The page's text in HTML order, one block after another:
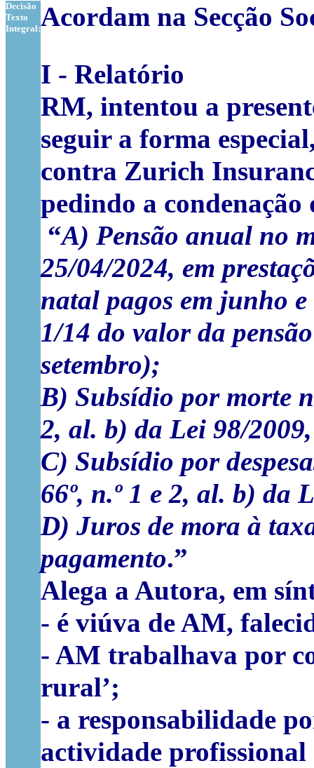
Decisão
Texto
Integral:Acordam na Secção
I - Relatório
RM, intentou a
seguir a forma
contra Zurich
pedindo a
“A) Pensão anual no
25/04/2024, em
natal pagos em junho
1/14 do valor da
setembro);
B) Subsídio por morte
2, al. b) da Lei 98/
C) Subsídio por
66º, n.º 1 e 2, al. b) da
D) Juros de mora à
pagamento.”
Alega a Autora, em
- é viúva de AM,
- AM trabalhava por
rural’;
- a responsabilidade
actividade